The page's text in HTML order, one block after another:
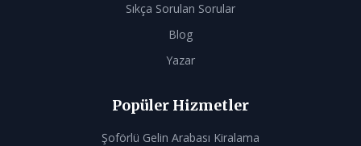
Sıkça Sorulan Sorular
Blog
Yazar
Popüler Hizmetler
Şoförlü Gelin Arabası Kiralama